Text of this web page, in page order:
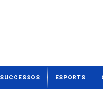
SUCCESSOS ESPORTS